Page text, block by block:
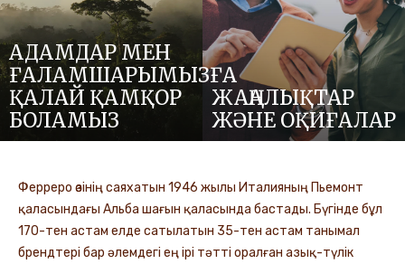
АДАМДАР МЕН
ҒАЛАМШАРЫМЫЗҒА
ҚАЛАЙ ҚАМҚОР
БОЛАМЫЗ
ЖАҢАЛЫҚТАР
ЖӘНЕ ОҚИҒАЛАР
Ферреро өзінің саяхатын 1946 жылы Италияның Пьемонт
қаласындағы Альба шағын қаласында бастады. Бүгінде бұл
170-тен астам елде сатылатын 35-тен астам танымал
брендтері бар әлемдегі ең ірі тәтті оралған азық-түлік